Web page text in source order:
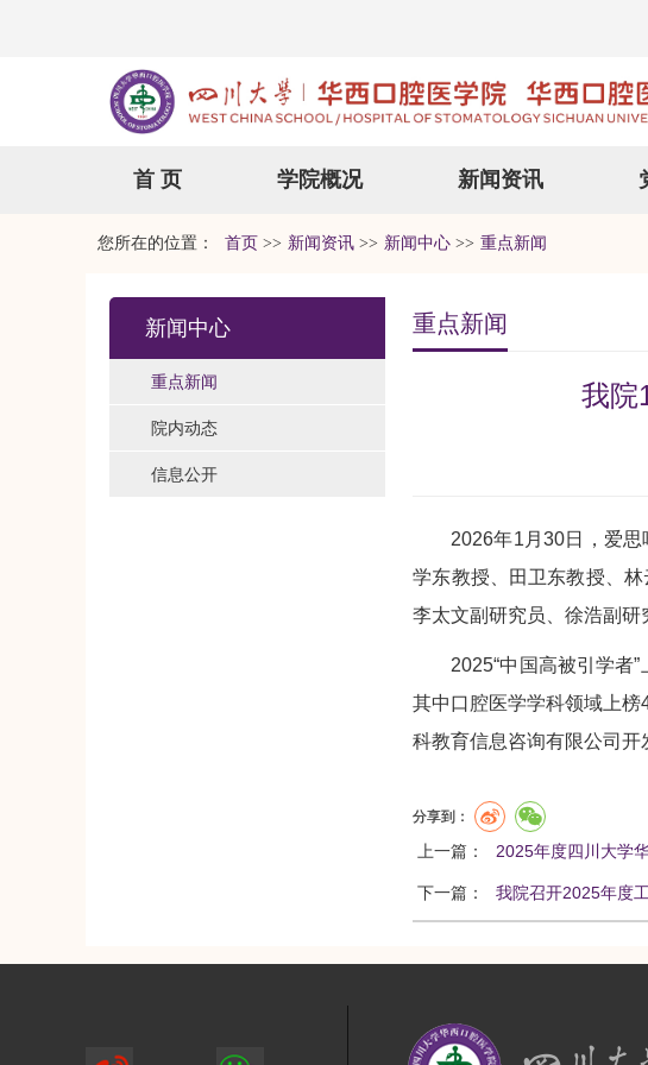
首 页 学院概况 新闻资讯
您所在的位置： 首页 >> 新闻资讯 >> 新闻中心 >> 重点新闻
新闻中心
重点新闻
院内动态
信息公开
重点新闻
我院
2026年1月30日，爱思
学东教授、田卫东教授、
李太文副研究员、徐浩副研
2025“中国高被引学者
其中口腔医学学科领域上
科教育信息咨询有限公司开
分享到：
上一篇： 2025年度四川大学
下一篇： 我院召开2025年度